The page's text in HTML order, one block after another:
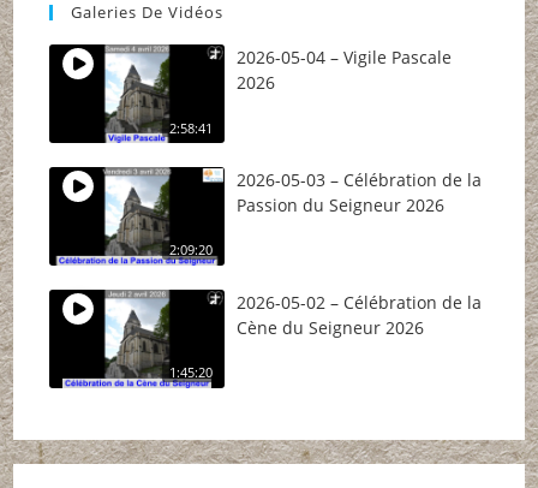
Galeries De Vidéos
2:58:41
2026-05-04 – Vigile Pascale
2026
2:09:20
2026-05-03 – Célébration de la
Passion du Seigneur 2026
1:45:20
2026-05-02 – Célébration de la
Cène du Seigneur 2026